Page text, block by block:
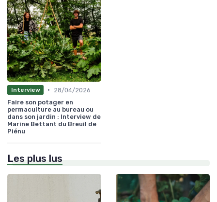
Interview •
28/04/2026
Faire son potager en
permaculture au bureau ou
dans son jardin : Interview de
Marine Bettant du Breuil de
Piénu
Les plus lus